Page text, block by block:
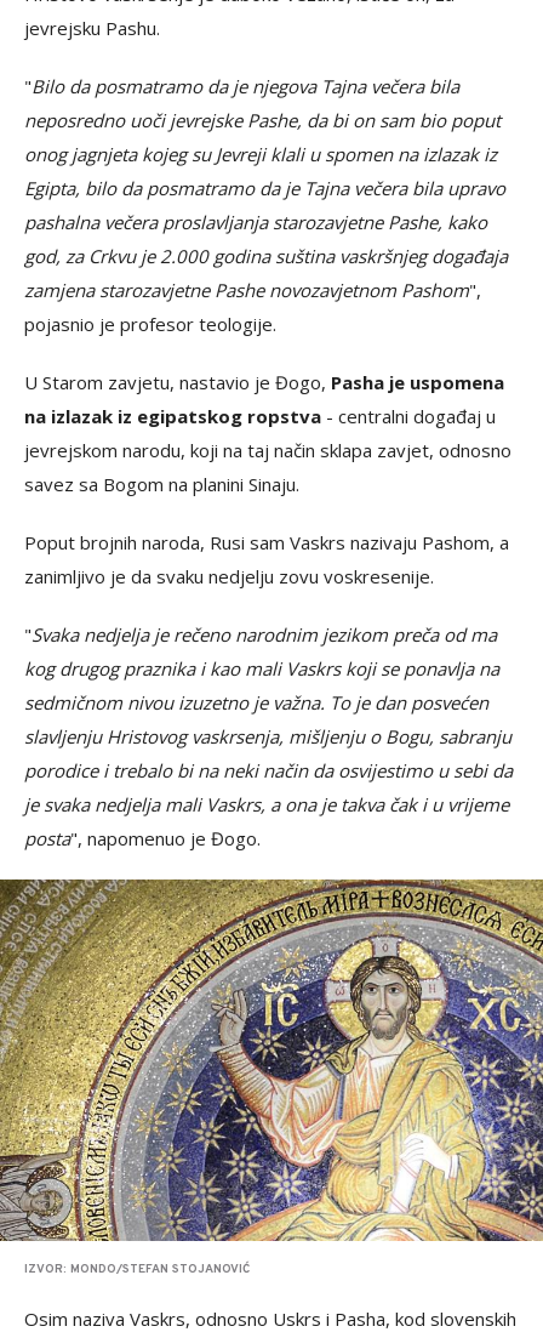
jevrejsku Pashu.
"Bilo da posmatramo da je njegova Tajna večera bila
neposredno uoči jevrejske Pashe, da bi on sam bio poput
onog jagnjeta kojeg su Jevreji klali u spomen na izlazak iz
Egipta, bilo da posmatramo da je Tajna večera bila upravo
pashalna večera proslavljanja starozavjetne Pashe, kako
god, za Crkvu je 2.000 godina suština vaskršnjeg događaja
zamjena starozavjetne Pashe novozavjetnom Pashom",
pojasnio je profesor teologije.
U Starom zavjetu, nastavio je Đogo, Pasha je uspomena
na izlazak iz egipatskog ropstva - centralni događaj u
jevrejskom narodu, koji na taj način sklapa zavjet, odnosno
savez sa Bogom na planini Sinaju.
Poput brojnih naroda, Rusi sam Vaskrs nazivaju Pashom, a
zanimljivo je da svaku nedjelju zovu voskresenije.
"Svaka nedjelja je rečeno narodnim jezikom preča od ma
kog drugog praznika i kao mali Vaskrs koji se ponavlja na
sedmičnom nivou izuzetno je važna. To je dan posvećen
slavljenju Hristovog vaskrsenja, mišljenju o Bogu, sabranju
porodice i trebalo bi na neki način da osvijestimo u sebi da
je svaka nedjelja mali Vaskrs, a ona je takva čak i u vrijeme
posta", napomenuo je Đogo.
IZVOR: MONDO/STEFAN STOJANOVIĆ
Osim naziva Vaskrs, odnosno Uskrs i Pasha, kod slovenskih